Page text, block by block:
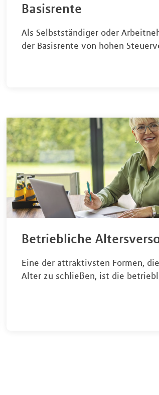
Basisrente
Als Selbstständiger oder
der Basisrente von hohen
Betriebliche
Eine der attraktivsten Formen,
Alter zu schließen, ist die